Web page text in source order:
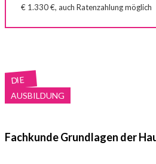
€ 1.330 €, auch Ratenzahlung möglich
DIE
AUSBILDUNG
Fachkunde Grundlagen der